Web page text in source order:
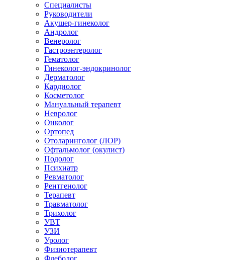
Специалисты
Руководители
Акушер-гинеколог
Андролог
Венеролог
Гастроэнтеролог
Гематолог
Гинеколог-эндокринолог
Дерматолог
Кардиолог
Косметолог
Мануальный терапевт
Невролог
Онколог
Ортопед
Отоларинголог (ЛОР)
Офтальмолог (окулист)
Подолог
Психиатр
Ревматолог
Рентгенолог
Терапевт
Травматолог
Трихолог
УВТ
УЗИ
Уролог
Физиотерапевт
Флеболог